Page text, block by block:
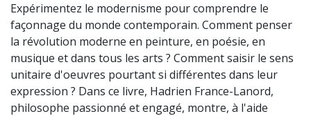
Expérimentez le modernisme pour comprendre le
façonnage du monde contemporain. Comment penser
la révolution moderne en peinture, en poésie, en
musique et dans tous les arts ? Comment saisir le sens
unitaire d'oeuvres pourtant si différentes dans leur
expression ? Dans ce livre, Hadrien France-Lanord,
philosophe passionné et engagé, montre, à l'aide